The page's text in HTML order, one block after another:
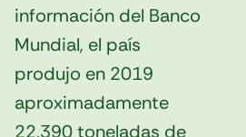
información del Banco
Mundial, el país
produjo en 2019
aproximadamente
22,390 toneladas de